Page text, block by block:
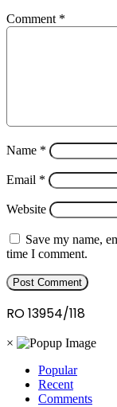
Comment *
Name *
Email *
Website
Save my name,
time I comment.
RO 13954/118
×
Popular
Recent
Comments